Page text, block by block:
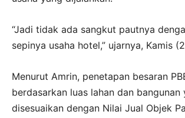
“Jadi tidak ada sangkut pautnya
sepinya usaha hotel,” ujarnya, Kamis
Menurut Amrin, penetapan besaran
berdasarkan luas lahan dan bangunan
disesuaikan dengan Nilai Jual Objek